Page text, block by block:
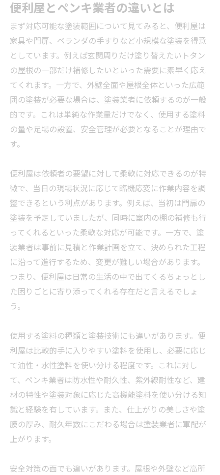
便利屋とペンキ業者の違いとは
まず対応可能な塗装範囲について見てみると、便利屋は
家具や門扉、ベランダの手すりなど小規模な塗装を得意
としています。例えば玄関周りだけ塗り替えたいトタン
の屋根の一部だけ補修したいといった需要に素早く応え
てくれます。一方で、外壁全面や屋根全体といった広範
囲の塗装が必要な場合は、塗装業者に依頼するのが一般
的です。これは単純な作業量だけでなく、使用する塗料
の量や足場の設置、安全管理が必要となることが理由で
す。
便利屋は依頼者の要望に対して柔軟に対応できるのが特
徴で、当日の現場状況に応じて臨機応変に作業内容を調
整できるという利点があります。例えば、当初は門扉の
塗装を予定していましたが、同時に室内の棚の補修も行
ってくれるといった柔軟な対応が可能です。一方で、塗
装業者は事前に見積と作業計画を立て、決められた工程
に沿って進行するため、変更が難しい場合があります。
つまり、便利屋は日常の生活の中で出てくるちょっとし
た困りごとに寄り添ってくれる存在だと言えるでしょ
う。
使用する塗料の種類と塗装技術にも違いがあります。便
利屋は比較的手に入りやすい塗料を使用し、必要に応じ
て油性・水性塗料を使い分ける程度です。これに対し
て、ペンキ業者は防水性や耐久性、紫外線耐性など、建
材の特性や塗装対象に応じた高機能塗料を使い分ける知
識と経験を有しています。また、仕上がりの美しさや塗
膜の厚み、耐久年数にこだわる場合は塗装業者に軍配が
上がります。
安全対策の面でも違いがあります。屋根や外壁など高所